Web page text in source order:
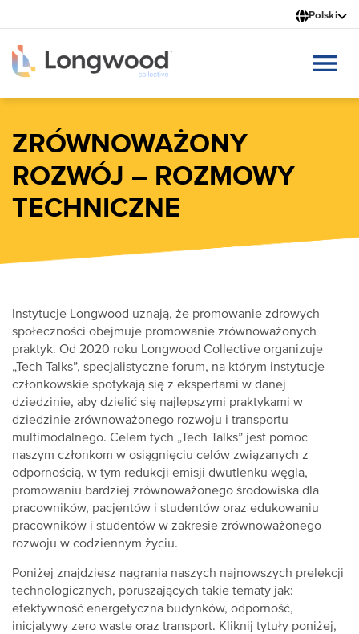
do
treści
Polski
ZRÓWNOWAŻONY
ROZWÓJ – ROZMOWY
TECHNICZNE
Instytucje Longwood uznają, że promowanie zdrowych
społeczności obejmuje promowanie zrównoważonych
praktyk. Od 2020 roku Longwood Collective organizuje
„Tech Talks”, specjalistyczne forum, na którym instytucje
członkowskie spotykają się z ekspertami w danej
dziedzinie, aby dzielić się najlepszymi praktykami w
dziedzinie zrównoważonego rozwoju i transportu
multimodalnego. Celem tych „Tech Talks” jest pomoc
naszym członkom w osiągnięciu celów związanych z
odpornością, w tym redukcji emisji dwutlenku węgla,
promowaniu bardziej zrównoważonego środowiska dla
pracowników, pacjentów i studentów oraz edukowaniu
pracowników i studentów w zakresie zrównoważonego
rozwoju w codziennym życiu.
Poniżej znajdziesz nagrania naszych najnowszych prelekcji
technologicznych, poruszających takie tematy jak:
efektywność energetyczna budynków, odporność,
inicjatywy zero waste oraz transport. Kliknij tytuły poniżej,